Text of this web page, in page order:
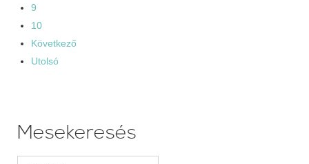
9
10
Következő
Utolsó
Mesekeresés